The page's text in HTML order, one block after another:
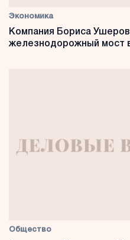
Экономика
Компания Бориса
железнодорожный мост
Общество